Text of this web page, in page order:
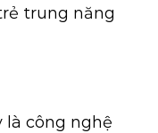
trung năng
là công nghệ